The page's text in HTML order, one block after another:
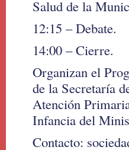
Salud de la
12:15 – Debate.
14:00 – Cierre.
Organizan el
de la Secretaría
Atención
Infancia del
Contacto: